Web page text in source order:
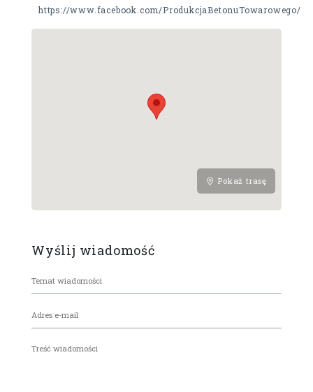
https://www.facebook.com/ProdukcjaBetonuTowarowego/
Pokaż trasę
Wyślij wiadomość